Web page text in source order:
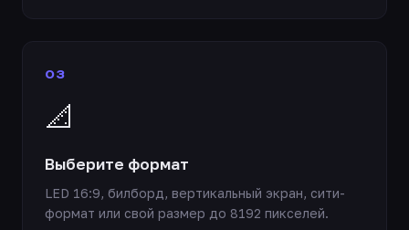
03
📐
Выберите формат
LED 16:9, билборд, вертикальный экран, сити-
формат или свой размер до 8192 пикселей.